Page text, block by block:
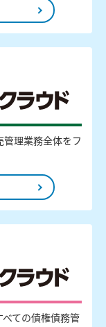
管理業務全体をフ
ての債権債務管